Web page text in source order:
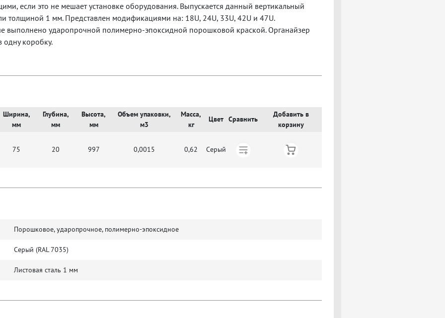
если это не мешает установке оборудования. Выпускается данный вертикальный
толщиной 1 мм. Представлен модификациями на: 18U, 24U, 33U, 42U и 47U.
выполнено ударопрочной полимерно-эпоксидной порошковой краской. Органайзер
одну коробку.
Ширина,
мм
Глубина,
мм
Высота,
мм
Объем упаковки,
м3
Масса,
кг
Цвет Сравнить
Добавить в
корзину
75 20 997 0,0015 0,62 Серый
Порошковое, ударопрочное, полимерно-эпоксидное
Серый (RAL 7035)
Листовая сталь 1 мм